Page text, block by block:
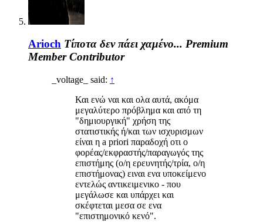
Arioch Τίποτα δεν πάει χαμένο... Premium
Member Contributor
_voltage_ said: ↑
Και ενώ ναι και ολα αυτά, ακόμα
μεγαλύτερο πρόβλημα και από τη
"δημιουργική" χρήση της
στατιστικής ή/και των ισχυρισμων
είναι η a priori παραδοχή οτι ο
φορέας/εκφραστής/παραγωγός της
επιστήμης (ο/η ερευνητής/τρία, ο/η
επιστήμονας) ειναι ενα υποκείμενο
εντελώς αντικειμενικο - που
μεγάλωσε και υπάρχει και
σκέφτεται μεσα σε ενα
"επιστημονικό κενό".